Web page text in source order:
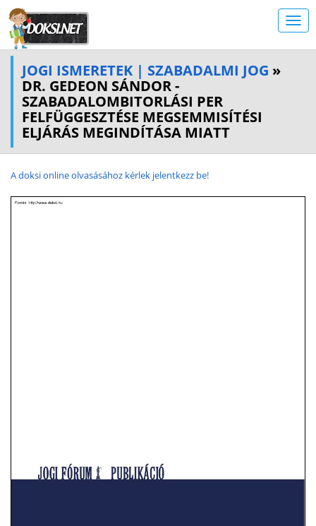
JOGI ISMERETEK | SZABADALMI JOG »
DR. GEDEON SÁNDOR -
SZABADALOMBITORLÁSI PER
FELFÜGGESZTÉSE MEGSEMMISÍTÉSI
ELJÁRÁS MEGINDÍTÁSA MIATT
A doksi online olvasásához kérlek jelentkezz be!